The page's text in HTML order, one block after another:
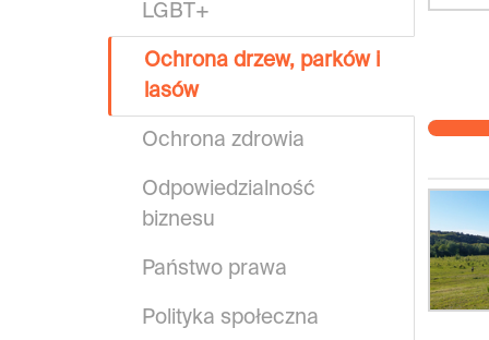
LGBT+
Ochrona drzew, parków i
lasów
Ochrona zdrowia
Odpowiedzialność
biznesu
Państwo prawa
Polityka społeczna